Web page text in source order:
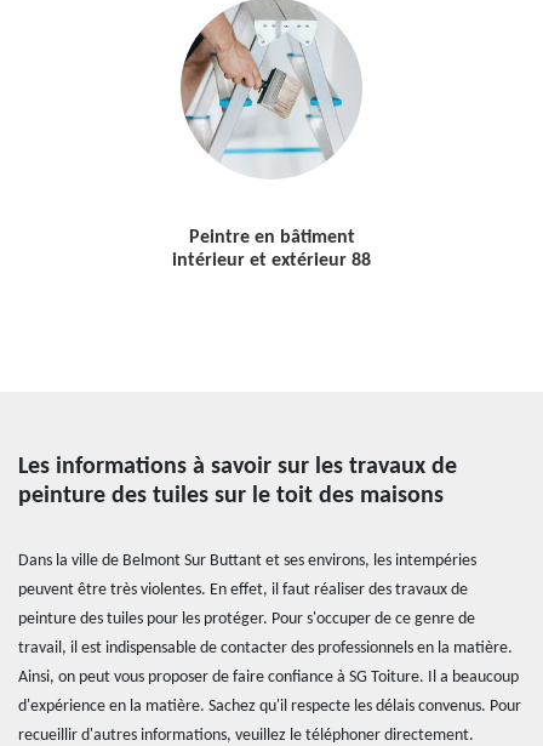
Peintre en bâtiment
intérieur et extérieur 88
Les informations à savoir sur les travaux de
peinture des tuiles sur le toit des maisons
Dans la ville de Belmont Sur Buttant et ses environs, les intempéries
peuvent être très violentes. En effet, il faut réaliser des travaux de
peinture des tuiles pour les protéger. Pour s'occuper de ce genre de
travail, il est indispensable de contacter des professionnels en la matière.
Ainsi, on peut vous proposer de faire confiance à SG Toiture. Il a beaucoup
d'expérience en la matière. Sachez qu'il respecte les délais convenus. Pour
recueillir d'autres informations, veuillez le téléphoner directement.